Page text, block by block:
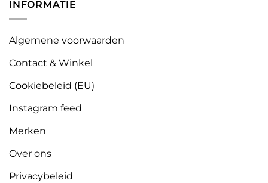
INFORMATIE
Algemene voorwaarden
Contact & Winkel
Cookiebeleid (EU)
Instagram feed
Merken
Over ons
Privacybeleid